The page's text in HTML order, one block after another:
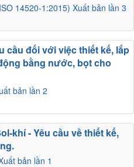
14520-1:2015) Xuất bản lần 3
bản lần 2
cầu đối với việc thiết kế, lắp
bằng nước, bọt cho
bản lần 1
khí - Yêu cầu về thiết kế,